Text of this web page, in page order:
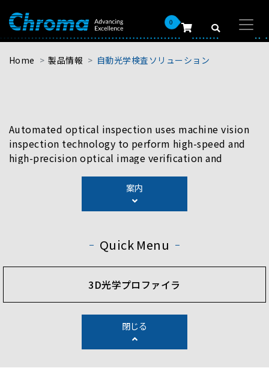
0
Home 製品情報 自動光学検査ソリューション
Automated optical inspection uses machine vision
inspection technology to perform high-speed and
high-precision optical image verification and
inspection. Chroma offers AOI solutions that are
equipped with high-resolution optical imaging,
multi-functional light sources, and in-house
innovative algorithms and AI analysis, the AOI
measurement when integrated into a high-speed
automated production line. Chroma's AOI solutions
are the best choice to ensure your production
案内
Quick Menu
3D光学プロファイラ
閉じる